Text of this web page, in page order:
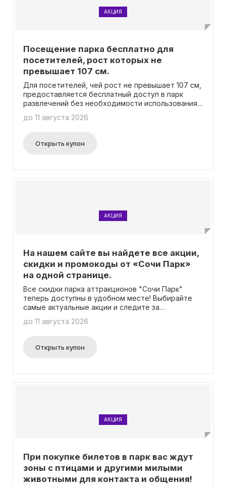
АКЦИЯ
Посещение парка бесплатно для
посетителей, рост которых не
превышает 107 см.
Для посетителей, чей рост не превышает 107 см,
предоставляется бесплатный доступ в парк
развлечений без необходимости использования
до 11 августа 2026
Открыть купон
АКЦИЯ
На нашем сайте вы найдете все акции,
скидки и промокоды от «Сочи Парк»
на одной странице.
Все скидки парка аттракционов "Сочи Парк"
теперь доступны в удобном месте! Выбирайте
самые актуальные акции и следите за
до 11 августа 2026
Открыть купон
АКЦИЯ
При покупке билетов в парк вас ждут
зоны с птицами и другими милыми
животными для контакта и общения!